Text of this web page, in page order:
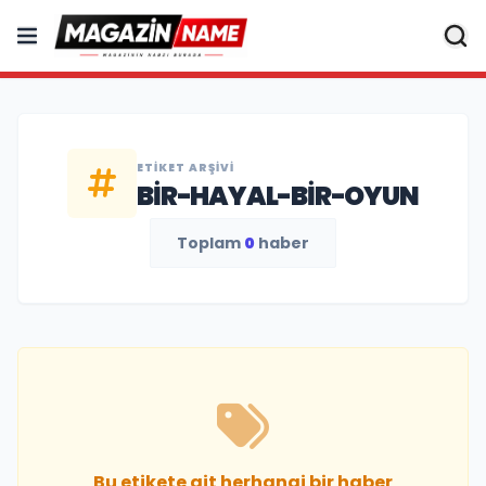
ETIKET ARŞIVI
BIR-HAYAL-BIR-OYUN
Toplam 0 haber